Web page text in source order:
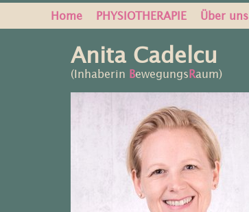
Home PHYSIOTHERAPIE Über uns
Anita Cadelcu
(Inhaberin BewegungsRaum)